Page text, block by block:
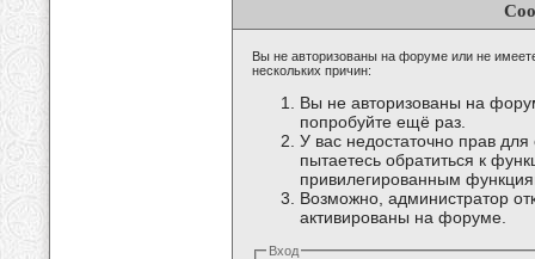
Вы не авторизованы на форуме или не
нескольких причин:
Вы не авторизованы на
попробуйте ещё раз.
У вас недостаточно прав
пытаетесь обратиться к
привилегированным
Возможно, администратор
активированы на форуме.
Вход